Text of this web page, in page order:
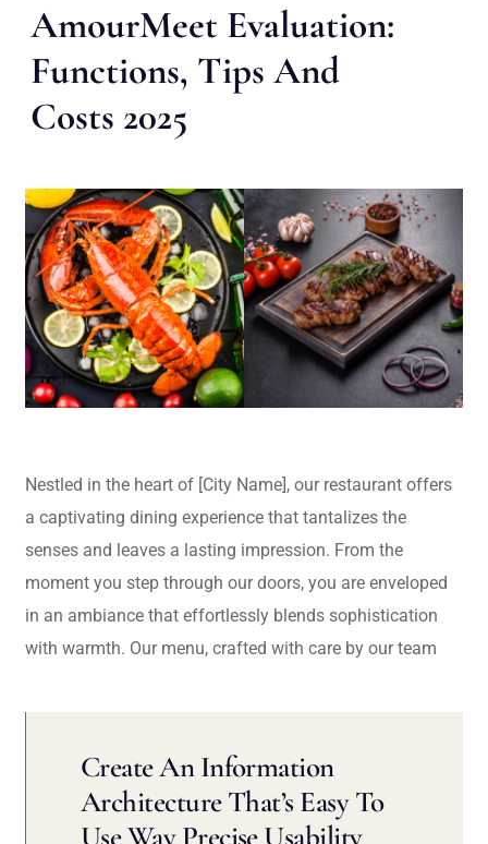
AmourMeet Evaluation:
Functions, Tips And
Costs 2025
Nestled in the heart of [City Name], our restaurant offers
a captivating dining experience that tantalizes the
senses and leaves a lasting impression. From the
moment you step through our doors, you are enveloped
in an ambiance that effortlessly blends sophistication
with warmth. Our menu, crafted with care by our team
Create An Information
Architecture That’s Easy To
Use Way Precise Usability